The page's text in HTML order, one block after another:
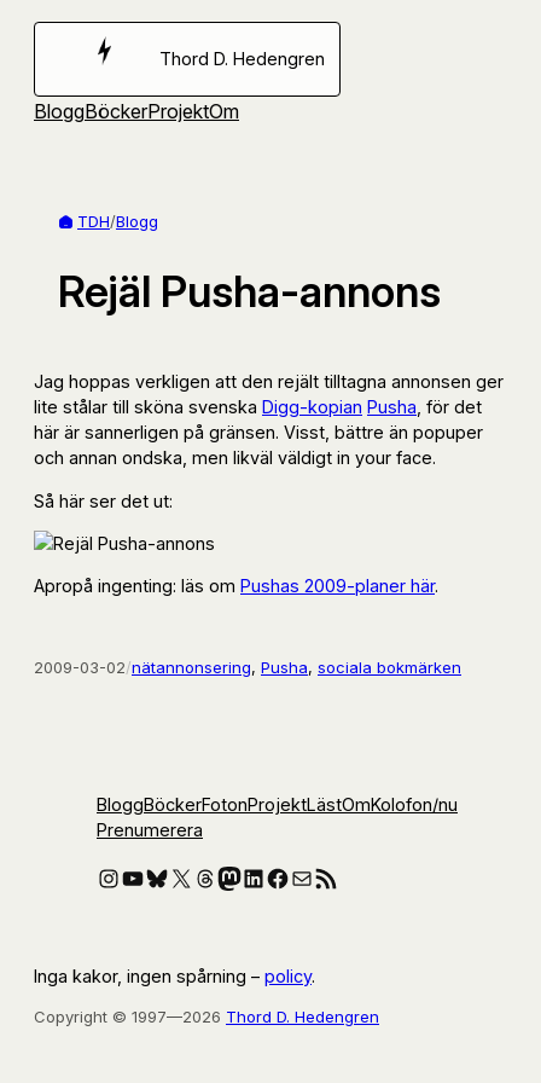
Hoppa
Thord D. Hedengren
BloggBöckerProjektOm
TDH/Blogg
Rejäl Pusha-annons
Jag hoppas verkligen att den rejält tilltagna annonsen ger
lite stålar till sköna svenska Digg-kopian Pusha , för det
här är sannerligen på gränsen. Visst, bättre än popuper
och annan ondska, men likväl väldigt in your face.
Så här ser det ut:
Apropå ingenting: läs om Pushas 2009-planer här.
2009-03-02/nätannonsering, Pusha, sociala bokmärken
BloggBöckerFotonProjektLästOmKolofon/nu
Prenumerera
Instagram
YouTube
Bluesky
X Threads
Mastodon
LinkedIn
Facebook
E-postRSS-flöde
Inga kakor, ingen spårning – policy.
Copyright © 1997—2026 Thord D. Hedengren